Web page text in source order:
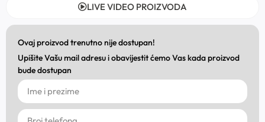
LIVE VIDEO PROIZVODA
Ovaj proizvod trenutno nije dostupan!
Upišite Vašu mail adresu i obavijestit ćemo Vas kada proizvod
bude dostupan